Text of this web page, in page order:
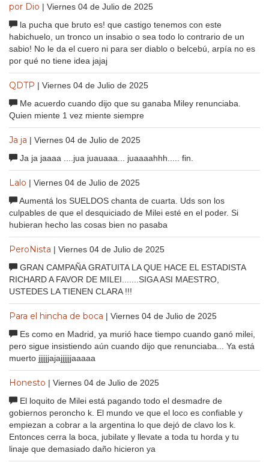
por Dio | Viernes 04 de Julio de 2025
la pucha que bruto es! que castigo tenemos con este
habichuelo, un tronco un insabio o sea todo lo contrario de un
sabio! No le da el cuero ni para ser diablo o belcebú, arpía no es
por qué no tiene idea jajaj
QDTP | Viernes 04 de Julio de 2025
Me acuerdo cuando dijo que su ganaba Miley renunciaba.
Quien miente 1 vez miente siempre
Ja ja | Viernes 04 de Julio de 2025
Ja ja jaaaa ....jua juauaaa... juaaaahhh..... fin.
Lalo | Viernes 04 de Julio de 2025
Aumentá los SUELDOS chanta de cuarta. Uds son los
culpables de que el desquiciado de Milei esté en el poder. Si
hubieran hecho las cosas bien no pasaba
PeroNista | Viernes 04 de Julio de 2025
GRAN CAMPAÑA GRATUITA LA QUE HACE EL ESTADISTA
RICHARD A FAVOR DE MILEI.......SIGA ASI MAESTRO,
USTEDES LA TIENEN CLARA !!!
Para el hincha de boca | Viernes 04 de Julio de 2025
Es como en Madrid, ya murió hace tiempo cuando ganó milei,
pero sigue insistiendo aún cuando dijo que renunciaba... Ya está
muerto jjjjjjajajjjjjjaaaaa
Honesto | Viernes 04 de Julio de 2025
El loquito de Milei está pagando todo el desmadre de
gobiernos peroncho k. El mundo ve que el loco es confiable y
empiezan a cobrar a la argentina lo que dejó de clavo los k.
Entonces cerra la boca, jubilate y llevate a toda tu horda y tu
linaje que demasiado daño hicieron ya